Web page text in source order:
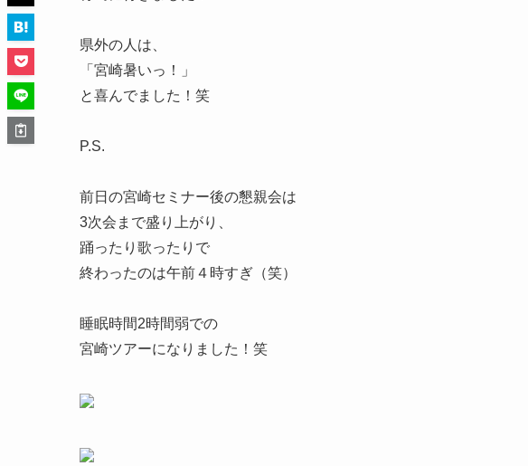
県外の人は、
「宮崎暑いっ！」
と喜んでました！笑
P.S.
前日の宮崎セミナー後の懇親会は
3次会まで盛り上がり、
踊ったり歌ったりで
終わったのは午前４時すぎ（笑）
睡眠時間2時間弱での
宮崎ツアーになりました！笑